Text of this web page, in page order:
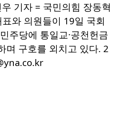
기자 = 국민의힘 장동혁
와 의원들이 19일 국회
주당에 통일교·공천헌금
며 구호를 외치고 있다. 2